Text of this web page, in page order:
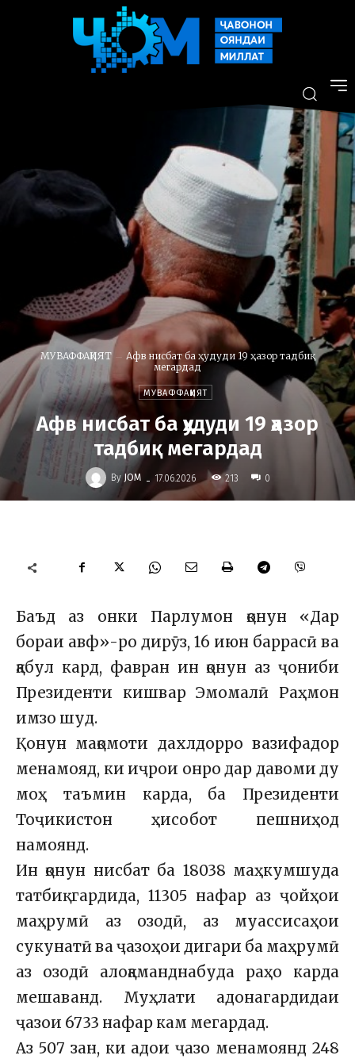
МУВАФФАҚИЯТ
Афв нисбат ба ҳудуди 19 ҳазор тадбиқ
мегардад
МУВАФФАҚИЯТ
Афв нисбат ба ҳудуди 19 ҳазор
тадбиқ мегардад
By JOM - 17.06.2026 213 0
Баъд аз онки Парлумон қонун «Дар
бораи авф»-ро дирӯз, 16 июн баррасӣ ва
қабул кард, фавран ин қонун аз ҷониби
Президенти кишвар Эмомалӣ Раҳмон
имзо шуд.
Қонун мақомоти дахлдорро вазифадор
менамояд, ки иҷрои онро дар давоми ду
моҳ таъмин карда, ба Президенти
Тоҷикистон ҳисобот пешниҳод
намоянд.
Ин қонун нисбат ба 18038 маҳкумшуда
татбиқ гардида, 11305 нафар аз ҷойҳои
маҳрумӣ аз озодӣ, аз муассисаҳои
сукунатӣ ва ҷазоҳои дигари ба маҳрумӣ
аз озодӣ алоқаманднабуда раҳо карда
мешаванд. Муҳлати адонагардидаи
ҷазои 6733 нафар кам мегардад.
Аз 507 зан, ки адои ҷазо менамоянд 248